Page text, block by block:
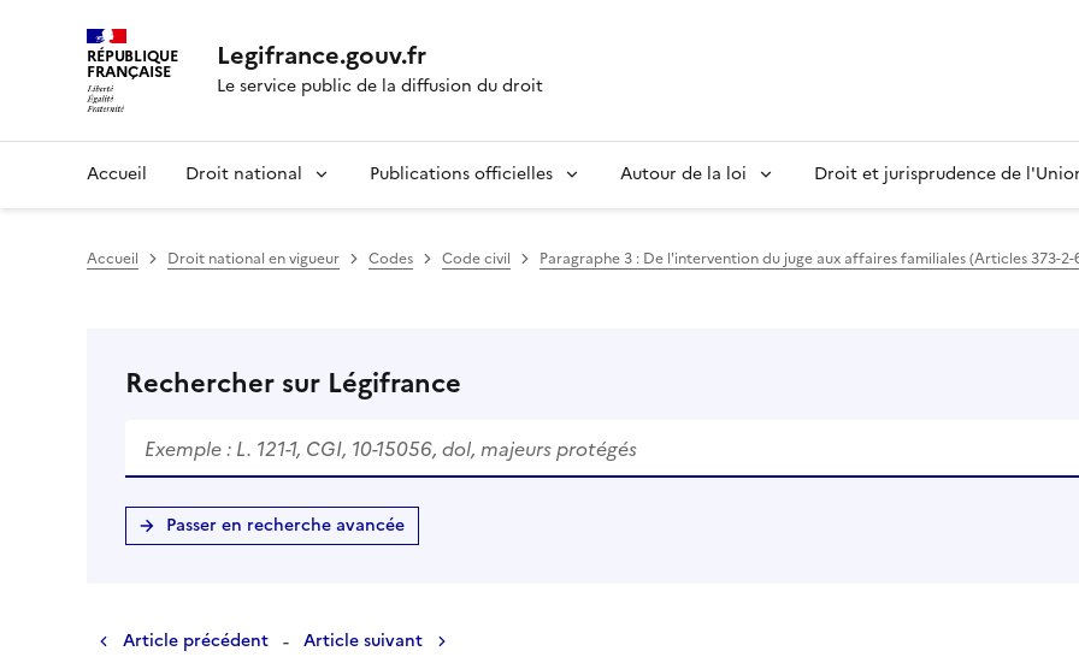
RÉPUBLIQUE
FRANÇAISE Legifrance.gouv.fr
Le service public de la diffusion du droit
Accueil Droit national Publications officielles Autour de la loi Droit et jurisprudence de
Accueil Droit national en vigueur Codes Code civil Paragraphe 3 : De l'intervention du juge aux affaires familiales (Articles 373-2-
Rechercher sur Légifrance
Passer en recherche avancée
Article précédent - Article suivant